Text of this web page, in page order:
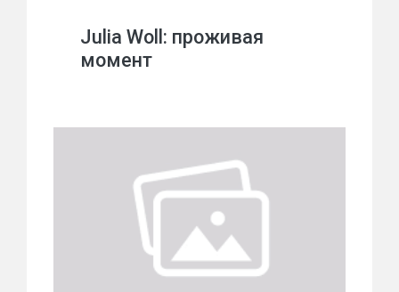
Julia Woll: проживая
момент